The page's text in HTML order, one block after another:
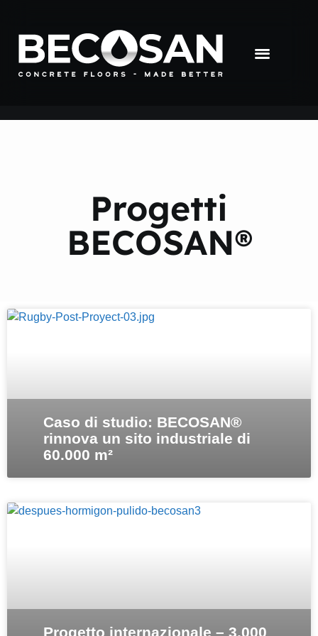
Progetti
BECOSAN®
Caso di studio: BECOSAN®
rinnova un sito industriale di
60.000 m²
Progetto internazionale – 3.000